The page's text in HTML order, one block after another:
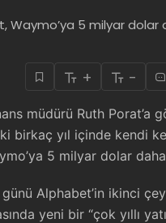
+ -
müdürü Ruth Porat’a
birkaç yıl içinde kendi
5 milyar dolar
günü Alphabet’in ikinci
yeni bir “çok yıllı